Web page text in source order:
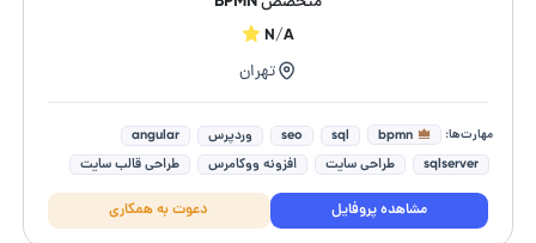
N/A
تهران
مهارت‌ها: bpmn
sql
seo وردپرس
angular
sqlserver
طراحی سایت افزونه ووکامرس
طراحی قالب سایت
جاوا اسکریپت (Javascript)
مشاهده پروفایل دعوت به همکاری